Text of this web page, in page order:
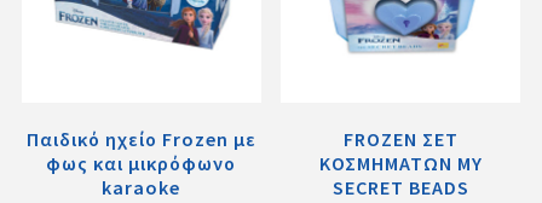
Παιδικό ηχείο Frozen με
φως και μικρόφωνο
karaoke
FROZEN ΣΕΤ
ΚΟΣΜΗΜΑΤΩΝ MY
SECRET BEADS